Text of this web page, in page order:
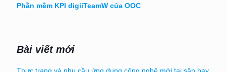
Phần mềm KPI digiiTeamW của OOC
Bài viết mới